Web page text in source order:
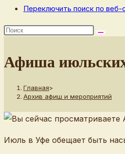
Переключить поиск по веб-
Афиша
Главная>
Архив афиш и мероприятий
Июль в Уфе обещает быть